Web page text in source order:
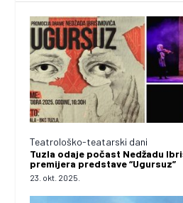
Teatrološko-teatarski dani
Tuzla odaje počast Nedžadu
premijera predstave “Ugursuz”
23. okt. 2025.